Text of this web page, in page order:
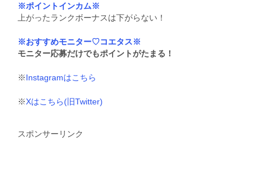
※ポイントインカム※
上がったランクボーナスは下がらない！
※おすすめモニター♡コエタス※
モニター応募だけでもポイントがたまる！
※Instagramはこちら
※Xはこちら(旧Twitter)
スポンサーリンク